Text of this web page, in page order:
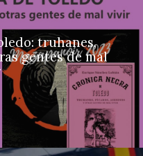
truhanes,
gentes de mal